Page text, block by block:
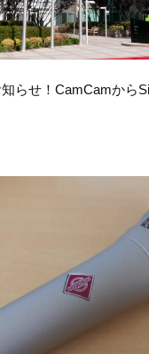
らせ！CamCamから